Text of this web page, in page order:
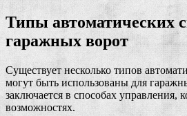
Типы автоматических
гаражных ворот
Существует несколько типов
могут быть использованы для
заключается в способах управления,
возможностях.